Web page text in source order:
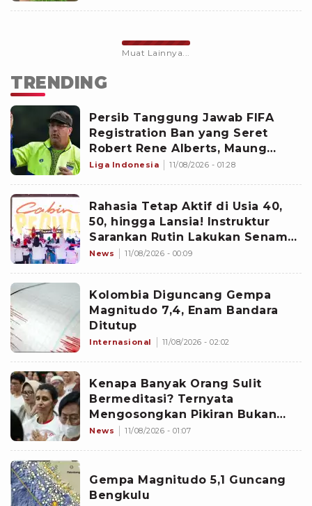
Muat Lainnya...
TRENDING
Persib Tanggung Jawab FIFA
Registration Ban yang Seret
Robert Rene Alberts, Maung
Bandung Selesaikan Bursa
Liga Indonesia 11/08/2026 - 01:28
Rahasia Tetap Aktif di Usia 40,
50, hingga Lansia! Instruktur
Sarankan Rutin Lakukan Senam
Ini
News 11/08/2026 - 00:09
Kolombia Diguncang Gempa
Magnitudo 7,4, Enam Bandara
Ditutup
Internasional 11/08/2026 - 02:02
Kenapa Banyak Orang Sulit
Bermeditasi? Ternyata
Mengosongkan Pikiran Bukan
Satu-satunya Cara
News 11/08/2026 - 01:07
Gempa Magnitudo 5,1 Guncang
Bengkulu